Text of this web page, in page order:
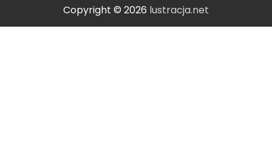
Copyright © 2026 lustracja.net